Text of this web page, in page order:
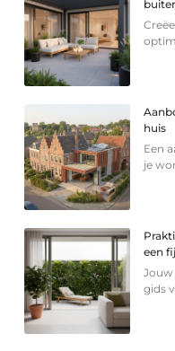
huis
Een
je
een
Jouw
gids